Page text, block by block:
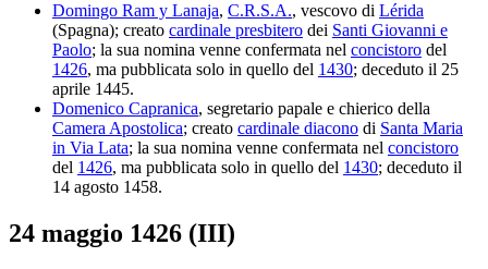
Domingo Ram y Lanaja, C.R.S.A., vescovo di Lérida
(Spagna); creato cardinale presbitero dei Santi Giovanni e
Paolo; la sua nomina venne confermata nel concistoro del
1426, ma pubblicata solo in quello del 1430; deceduto il 25
aprile 1445.
Domenico Capranica, segretario papale e chierico della
Camera Apostolica; creato cardinale diacono di Santa Maria
in Via Lata; la sua nomina venne confermata nel concistoro
del 1426, ma pubblicata solo in quello del 1430; deceduto il
14 agosto 1458.
24 maggio 1426 (III)